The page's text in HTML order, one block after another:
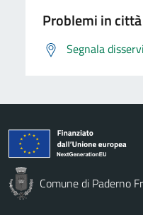
Problemi in città
Segnala
Comune di Paderno